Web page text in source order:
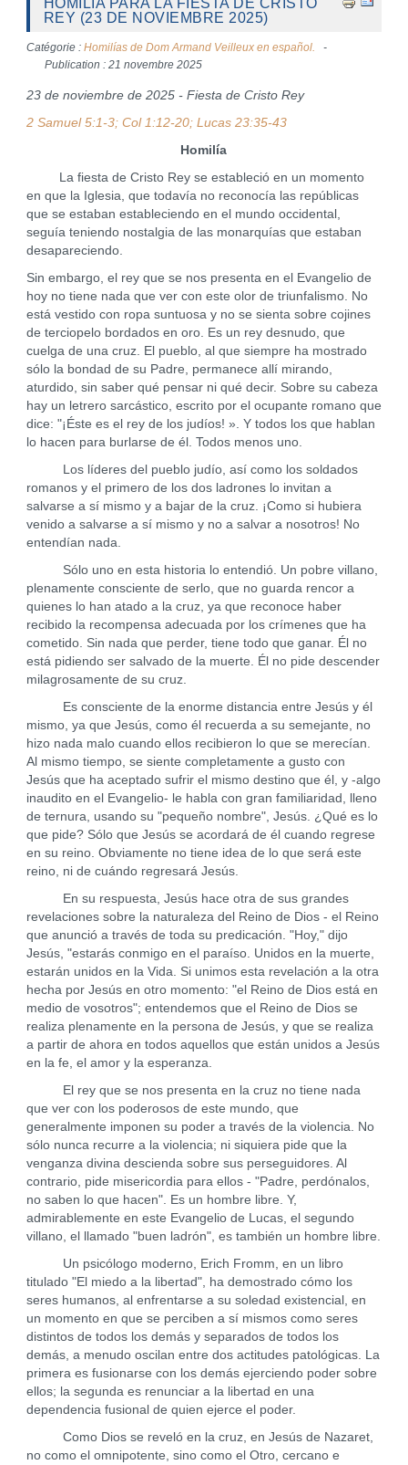
REY (23 DE NOVIEMBRE 2025)
Catégorie : Homilías de Dom Armand Veilleux en español.
Publication : 21 novembre 2025
23 de noviembre de 2025 - Fiesta de Cristo Rey
2 Samuel 5:1-3; Col 1:12-20; Lucas 23:35-43
Homilía
La fiesta de Cristo Rey se estableció en un momento
en que la Iglesia, que todavía no reconocía las repúblicas
que se estaban estableciendo en el mundo occidental,
seguía teniendo nostalgia de las monarquías que estaban
desapareciendo.
Sin embargo, el rey que se nos presenta en el Evangelio de
hoy no tiene nada que ver con este olor de triunfalismo. No
está vestido con ropa suntuosa y no se sienta sobre cojines
de terciopelo bordados en oro. Es un rey desnudo, que
cuelga de una cruz. El pueblo, al que siempre ha mostrado
sólo la bondad de su Padre, permanece allí mirando,
aturdido, sin saber qué pensar ni qué decir. Sobre su cabeza
hay un letrero sarcástico, escrito por el ocupante romano que
dice: "¡Éste es el rey de los judíos! ». Y todos los que hablan
lo hacen para burlarse de él. Todos menos uno.
Los líderes del pueblo judío, así como los soldados
romanos y el primero de los dos ladrones lo invitan a
salvarse a sí mismo y a bajar de la cruz. ¡Como si hubiera
venido a salvarse a sí mismo y no a salvar a nosotros! No
entendían nada.
Sólo uno en esta historia lo entendió. Un pobre villano,
plenamente consciente de serlo, que no guarda rencor a
quienes lo han atado a la cruz, ya que reconoce haber
recibido la recompensa adecuada por los crímenes que ha
cometido. Sin nada que perder, tiene todo que ganar. Él no
está pidiendo ser salvado de la muerte. Él no pide descender
milagrosamente de su cruz.
Es consciente de la enorme distancia entre Jesús y él
mismo, ya que Jesús, como él recuerda a su semejante, no
hizo nada malo cuando ellos recibieron lo que se merecían.
Al mismo tiempo, se siente completamente a gusto con
Jesús que ha aceptado sufrir el mismo destino que él, y -algo
inaudito en el Evangelio- le habla con gran familiaridad, lleno
de ternura, usando su "pequeño nombre", Jesús. ¿Qué es lo
que pide? Sólo que Jesús se acordará de él cuando regrese
en su reino. Obviamente no tiene idea de lo que será este
reino, ni de cuándo regresará Jesús.
En su respuesta, Jesús hace otra de sus grandes
revelaciones sobre la naturaleza del Reino de Dios - el Reino
que anunció a través de toda su predicación. "Hoy," dijo
Jesús, "estarás conmigo en el paraíso. Unidos en la muerte,
estarán unidos en la Vida. Si unimos esta revelación a la otra
hecha por Jesús en otro momento: "el Reino de Dios está en
medio de vosotros"; entendemos que el Reino de Dios se
realiza plenamente en la persona de Jesús, y que se realiza
a partir de ahora en todos aquellos que están unidos a Jesús
en la fe, el amor y la esperanza.
El rey que se nos presenta en la cruz no tiene nada
que ver con los poderosos de este mundo, que
generalmente imponen su poder a través de la violencia. No
sólo nunca recurre a la violencia; ni siquiera pide que la
venganza divina descienda sobre sus perseguidores. Al
contrario, pide misericordia para ellos - "Padre, perdónalos,
no saben lo que hacen". Es un hombre libre. Y,
admirablemente en este Evangelio de Lucas, el segundo
villano, el llamado "buen ladrón", es también un hombre libre.
Un psicólogo moderno, Erich Fromm, en un libro
titulado "El miedo a la libertad", ha demostrado cómo los
seres humanos, al enfrentarse a su soledad existencial, en
un momento en que se perciben a sí mismos como seres
distintos de todos los demás y separados de todos los
demás, a menudo oscilan entre dos actitudes patológicas. La
primera es fusionarse con los demás ejerciendo poder sobre
ellos; la segunda es renunciar a la libertad en una
dependencia fusional de quien ejerce el poder.
Como Dios se reveló en la cruz, en Jesús de Nazaret,
no como el omnipotente, sino como el Otro, cercano e